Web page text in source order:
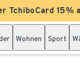
TchiboCard 15%
Wohnen Sport